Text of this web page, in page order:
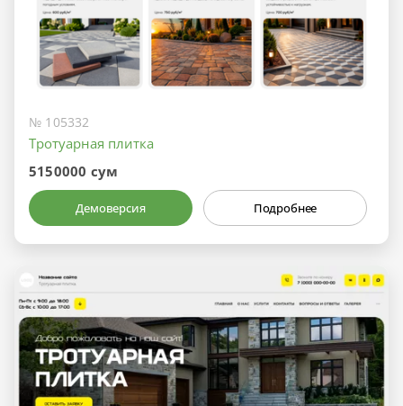
№ 105332
Тротуарная плитка
5150000 сум
Демоверсия Подробнее